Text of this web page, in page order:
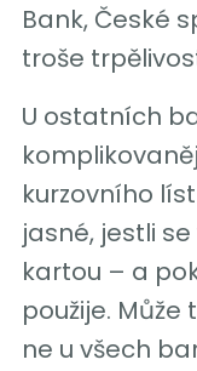
Bank, České
troše
U ostatních
kurzovního
jasné, jestli
kartou – a
použije. Může
ne u všech